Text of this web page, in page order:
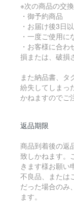
※次の商品の交
・御予約商品
・お届け後3日
・一度ご使用に
・お客様に合
損または、破損
また納品書、タ
紛失してしまっ
かねますのでご
返品期限
商品到着後の返
致しかねます。
きます様お願い
不良品、または
だった場合のみ
ます。